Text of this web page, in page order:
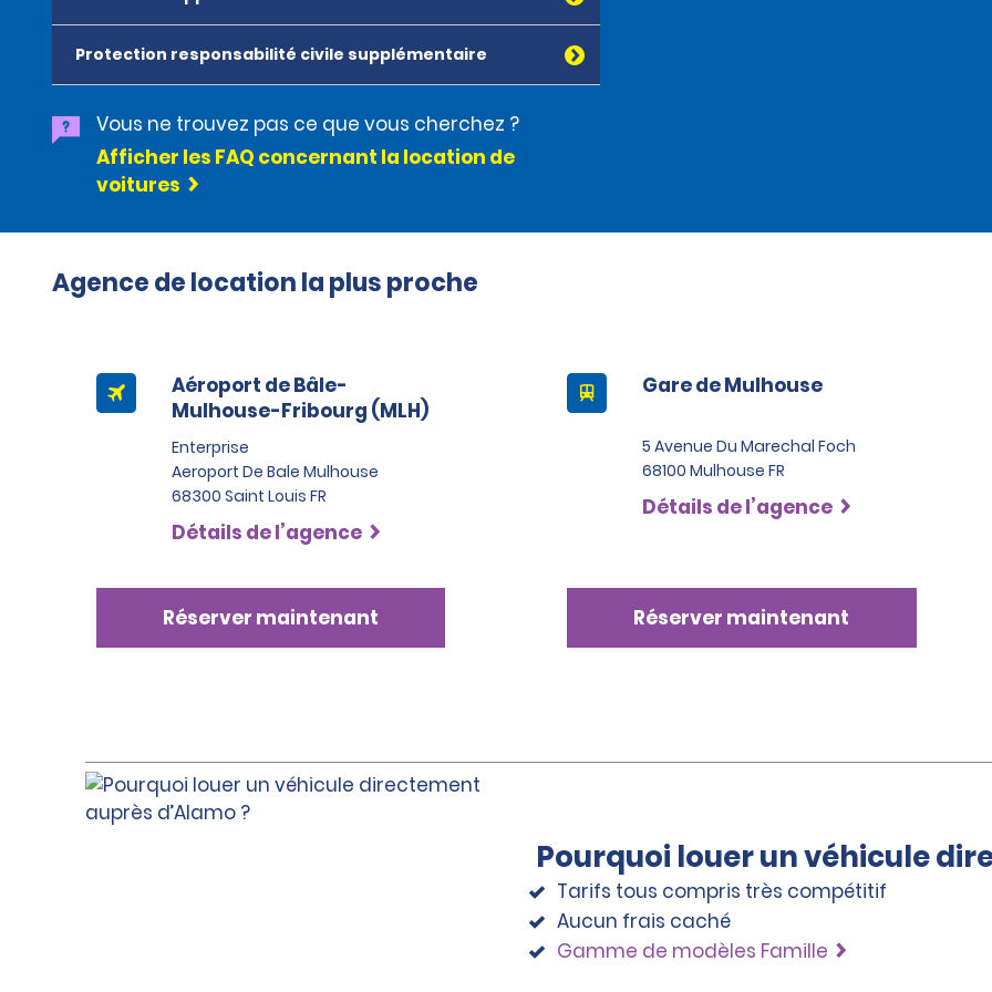
Protection responsabilité civile supplémentaire
Vous ne trouvez pas ce que vous cherchez ?
Afficher les FAQ concernant la location de
voitures
Agence de location la plus proche
Aéroport de Bâle-
Mulhouse-Fribourg (MLH)
Enterprise
Aeroport De Bale Mulhouse
68300 Saint Louis FR
Détails de l’agence
Réserver maintenant
Gare de Mulhouse
5 Avenue Du Marechal Foch
68100 Mulhouse FR
Détails de l’agence
Réserver maintenant
Pourquoi louer un véhicule
Tarifs tous compris très compétitif
Aucun frais caché
Gamme de modèles Famille